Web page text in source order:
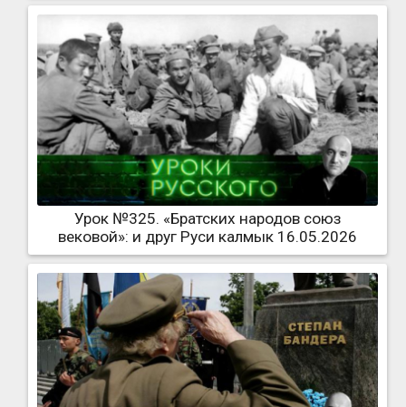
Урок №325. «Братских народов союз
вековой»: и друг Руси калмык 16.05.2026